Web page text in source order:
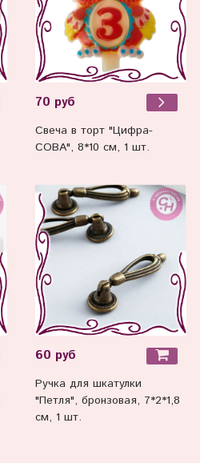
70 руб
Свеча в торт "Цифра-
СОВА", 8*10 см, 1 шт.
60 руб
Ручка для шкатулки
"Петля", бронзовая, 7*2*1,8
см, 1 шт.